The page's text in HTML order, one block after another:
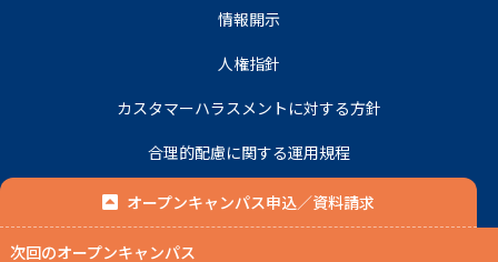
情報開示
人権指針
カスタマーハラスメントに対する方針
合理的配慮に関する運用規程
プライバシーポリシー
オープンキャンパス申込／資料請求
次回のオープンキャンパス